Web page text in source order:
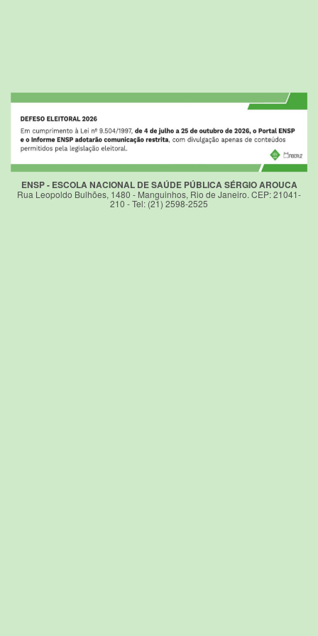
ENSP - ESCOLA NACIONAL DE SAÚDE PÚBLICA SÉRGIO AROUCA
Rua Leopoldo Bulhões, 1480 - Manguinhos, Rio de Janeiro. CEP: 21041-
210 - Tel: (21) 2598-2525